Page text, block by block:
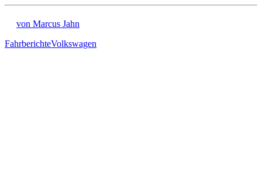
von Marcus Jahn
FahrberichteVolkswagen